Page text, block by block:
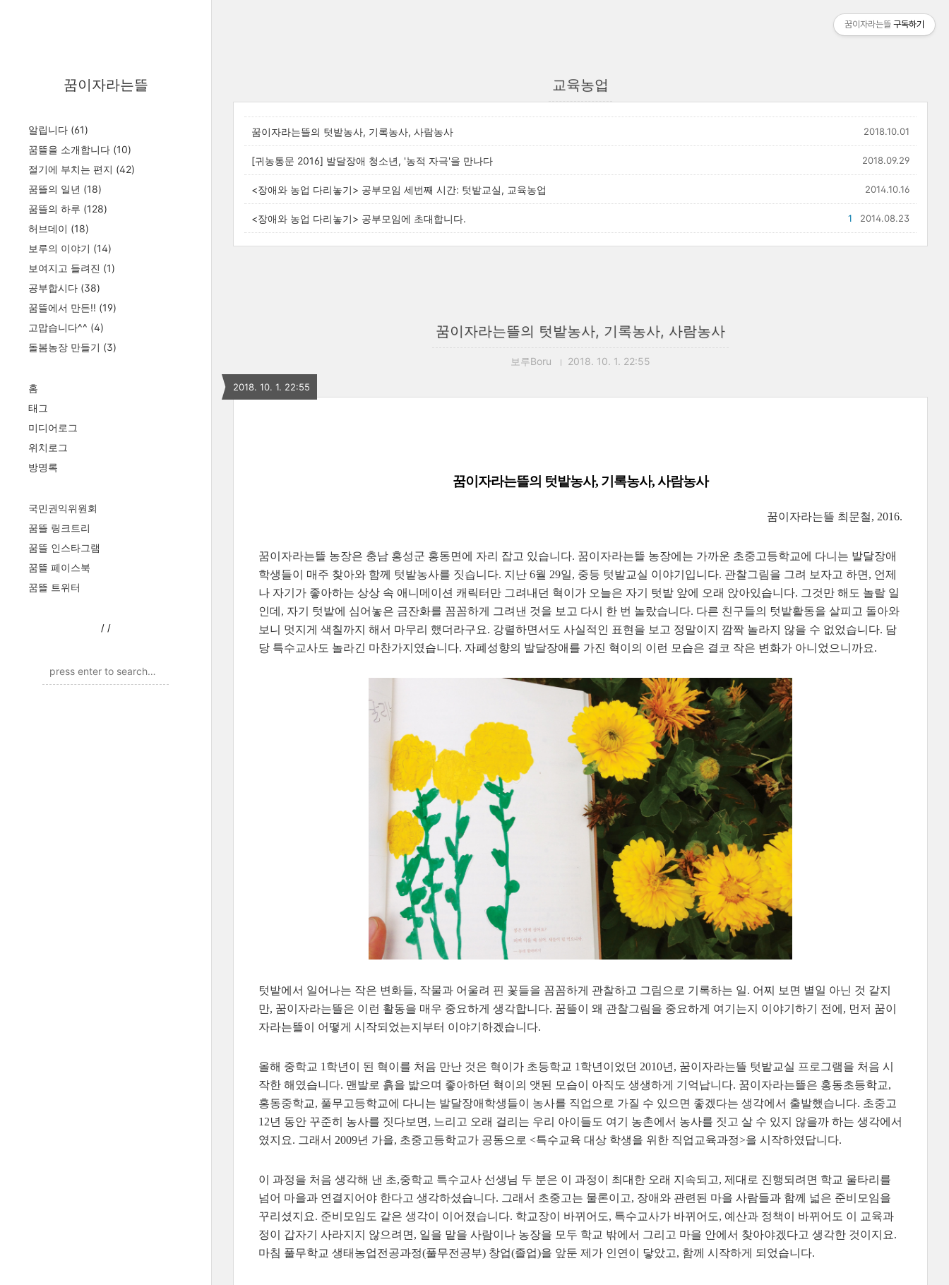
꿈이자라는뜰
알립니다 (61)
꿈뜰을 소개합니다 (10)
절기에 부치는 편지 (42)
꿈뜰의 일년 (18)
꿈뜰의 하루 (128)
허브데이 (18)
보루의 이야기 (14)
보여지고 들려진 (1)
공부합시다 (38)
꿈뜰에서 만든!! (19)
고맙습니다^^ (4)
돌봄농장 만들기 (3)
홈
태그
미디어로그
위치로그
방명록
국민권익위원회
꿈뜰 링크트리
꿈뜰 인스타그램
꿈뜰 페이스북
꿈뜰 트위터
/ /
교육농업
꿈이자라는뜰의 텃밭농사, 기록농사, 사람농사 2018.10.01
[귀농통문 2016] 발달장애 청소년, '농적 자극'을 만나다 2018.09.29
<장애와 농업 다리놓기> 공부모임 세번째 시간: 텃밭교실, 교육농업 2014.10.16
<장애와 농업 다리놓기> 공부모임에 초대합니다. 2014.08.23
1
꿈이자라는뜰의 텃밭농사, 기록농사, 사람농사
보루Boru 2018. 10. 1. 22:55
2018. 10. 1. 22:55
꿈이자라는뜰의 텃밭농사, 기록농사, 사람농사
꿈이자라는뜰 최문철, 2016.
꿈이자라는뜰 농장은 충남 홍성군 홍동면에 자리 잡고 있습니다. 꿈이자라는뜰 농장에는 가까운 초중고등학교에 다니는 발달장애
학생들이 매주 찾아와 함께 텃밭농사를 짓습니다. 지난 6월 29일, 중등 텃밭교실 이야기입니다. 관찰그림을 그려 보자고 하면, 언제
나 자기가 좋아하는 상상 속 애니메이션 캐릭터만 그려내던 혁이가 오늘은 자기 텃밭 앞에 오래 앉아있습니다. 그것만 해도 놀랄 일
인데, 자기 텃밭에 심어놓은 금잔화를 꼼꼼하게 그려낸 것을 보고 다시 한 번 놀랐습니다. 다른 친구들의 텃밭활동을 살피고 돌아와
보니 멋지게 색칠까지 해서 마무리 했더라구요. 강렬하면서도 사실적인 표현을 보고 정말이지 깜짝 놀라지 않을 수 없었습니다. 담
당 특수교사도 놀라긴 마찬가지였습니다. 자폐성향의 발달장애를 가진 혁이의 이런 모습은 결코 작은 변화가 아니었으니까요.
텃밭에서 일어나는 작은 변화들, 작물과 어울려 핀 꽃들을 꼼꼼하게 관찰하고 그림으로 기록하는 일. 어찌 보면 별일 아닌 것 같지
만, 꿈이자라는뜰은 이런 활동을 매우 중요하게 생각합니다. 꿈뜰이 왜 관찰그림을 중요하게 여기는지 이야기하기 전에, 먼저 꿈이
자라는뜰이 어떻게 시작되었는지부터 이야기하겠습니다.
올해 중학교 1학년이 된 혁이를 처음 만난 것은 혁이가 초등학교 1학년이었던 2010년, 꿈이자라는뜰 텃밭교실 프로그램을 처음 시
작한 해였습니다. 맨발로 흙을 밟으며 좋아하던 혁이의 앳된 모습이 아직도 생생하게 기억납니다. 꿈이자라는뜰은 홍동초등학교,
홍동중학교, 풀무고등학교에 다니는 발달장애학생들이 농사를 직업으로 가질 수 있으면 좋겠다는 생각에서 출발했습니다. 초중고
12년 동안 꾸준히 농사를 짓다보면, 느리고 오래 걸리는 우리 아이들도 여기 농촌에서 농사를 짓고 살 수 있지 않을까 하는 생각에서
였지요. 그래서 2009년 가을, 초중고등학교가 공동으로 <특수교육 대상 학생을 위한 직업교육과정>을 시작하였답니다.
이 과정을 처음 생각해 낸 초,중학교 특수교사 선생님 두 분은 이 과정이 최대한 오래 지속되고, 제대로 진행되려면 학교 울타리를
넘어 마을과 연결지어야 한다고 생각하셨습니다. 그래서 초중고는 물론이고, 장애와 관련된 마을 사람들과 함께 넓은 준비모임을
꾸리셨지요. 준비모임도 같은 생각이 이어졌습니다. 학교장이 바뀌어도, 특수교사가 바뀌어도, 예산과 정책이 바뀌어도 이 교육과
정이 갑자기 사라지지 않으려면, 일을 맡을 사람이나 농장을 모두 학교 밖에서 그리고 마을 안에서 찾아야겠다고 생각한 것이지요.
마침 풀무학교 생태농업전공과정(풀무전공부) 창업(졸업)을 앞둔 제가 인연이 닿았고, 함께 시작하게 되었습니다.
꿈이자라는뜰 구독하기